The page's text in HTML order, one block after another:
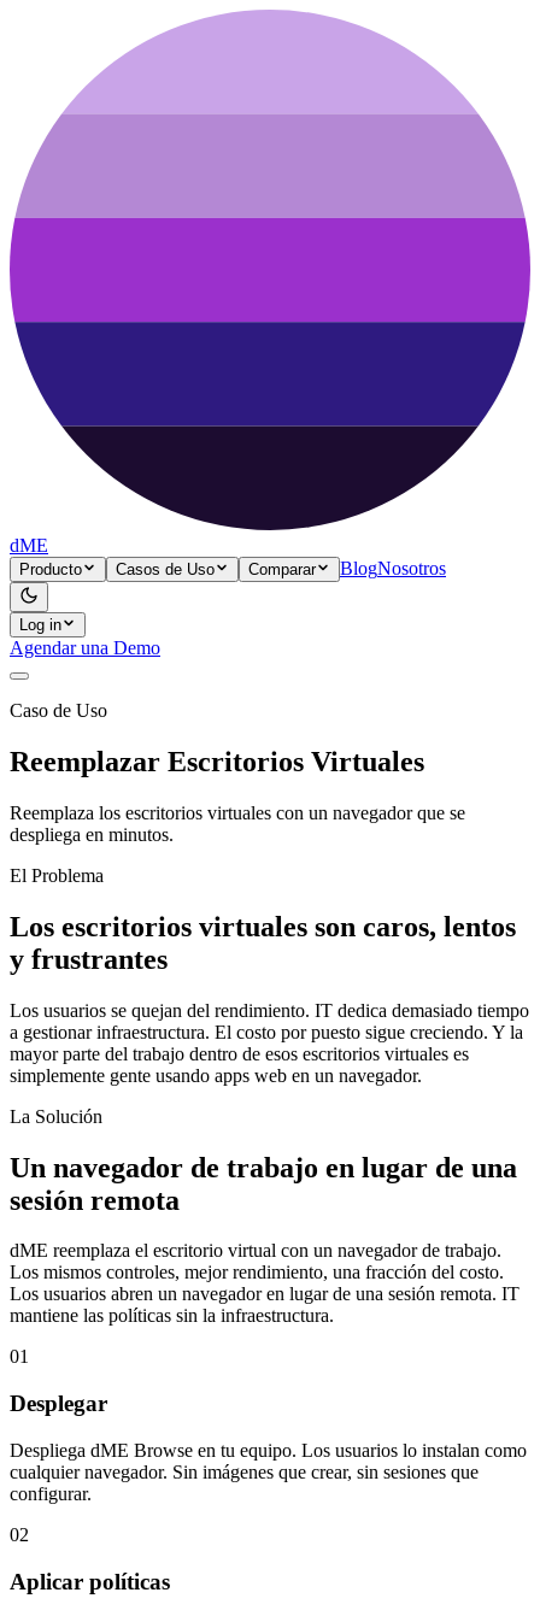
dME
Producto Casos de Uso Comparar BlogNosotros
Log in
Agendar una Demo
Caso de Uso
Reemplazar Escritorios Virtuales
Reemplaza los escritorios virtuales con un navegador que se
despliega en minutos.
El Problema
Los escritorios virtuales son caros, lentos
y frustrantes
Los usuarios se quejan del rendimiento. IT dedica demasiado tiempo
a gestionar infraestructura. El costo por puesto sigue creciendo. Y la
mayor parte del trabajo dentro de esos escritorios virtuales es
simplemente gente usando apps web en un navegador.
La Solución
Un navegador de trabajo en lugar de una
sesión remota
dME reemplaza el escritorio virtual con un navegador de trabajo.
Los mismos controles, mejor rendimiento, una fracción del costo.
Los usuarios abren un navegador en lugar de una sesión remota. IT
mantiene las políticas sin la infraestructura.
01
Desplegar
Despliega dME Browse en tu equipo. Los usuarios lo instalan como
cualquier navegador. Sin imágenes que crear, sin sesiones que
configurar.
02
Aplicar políticas